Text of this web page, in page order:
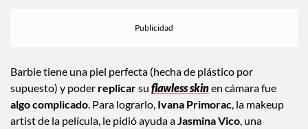
Barbie tiene una piel perfecta (hecha de plástico por
supuesto) y poder replicarsu flawless skinen cámara fue
algo complicado. Para lograrlo, Ivana Primorac, la makeup
artist de la película, le pidió ayuda aJasmina Vico, una